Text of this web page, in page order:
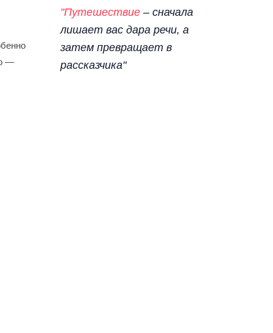
—
"Путешествие– сначала
лишает вас дара речи, а
затем превращает в
рассказчика"